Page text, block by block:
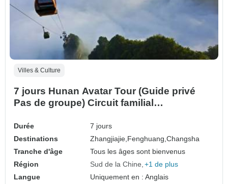
Villes & Culture
7 jours Hunan Avatar Tour (Guide privé
Pas de groupe) Circuit familial
Durée
7 jours
Destinations
Zhangjiajie,Fenghuang,Changsha
Tranche d'âge
Tous les âges sont bienvenus
Région
Sud de la Chine +1 de plus
Langue
Uniquement en : Anglais